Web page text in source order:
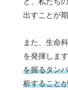
出すことが
また、生命
を発揮します
を握るタン
析すること